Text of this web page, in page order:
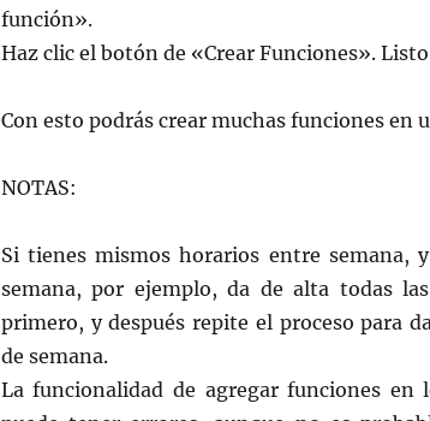
función».
Haz clic el botón de «Crear Funciones».
Con esto podrás crear muchas funciones en
NOTAS:
Si tienes mismos horarios entre semana,
semana, por ejemplo, da de alta todas
primero, y después repite el proceso para
de semana.
La funcionalidad de agregar funciones